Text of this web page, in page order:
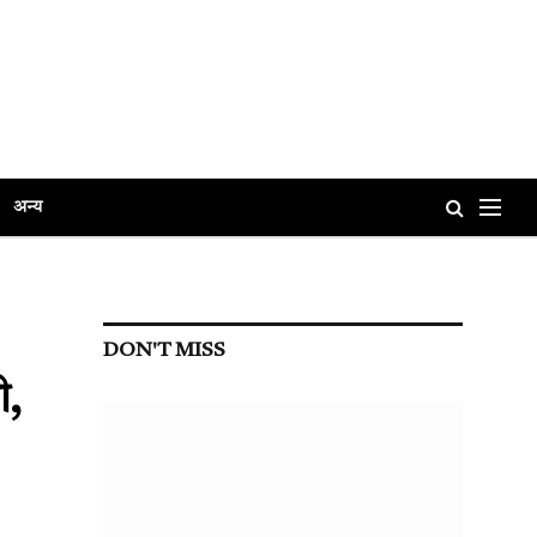
अन्य
DON'T MISS